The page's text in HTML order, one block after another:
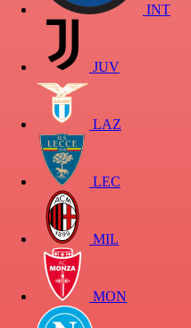
INT
JUV
LAZ
LEC
MIL
MON